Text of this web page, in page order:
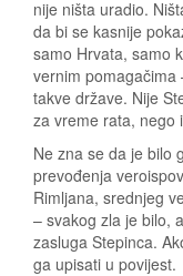
nije ništa uradio.
da bi se kasnije
samo Hrvata, samo
vernim pomagačima
takve države. Nije
za vreme rata, nego
Ne zna se da je bilo
prevođenja
Rimljana, srednjeg
– svakog zla je bilo,
zasluga Stepinca.
ga upisati u povijest.